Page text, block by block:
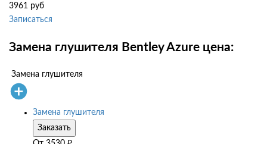
3961 руб
Записаться
Замена глушителя Bentley Azure цена:
Замена глушителя
Замена глушителя
Заказать